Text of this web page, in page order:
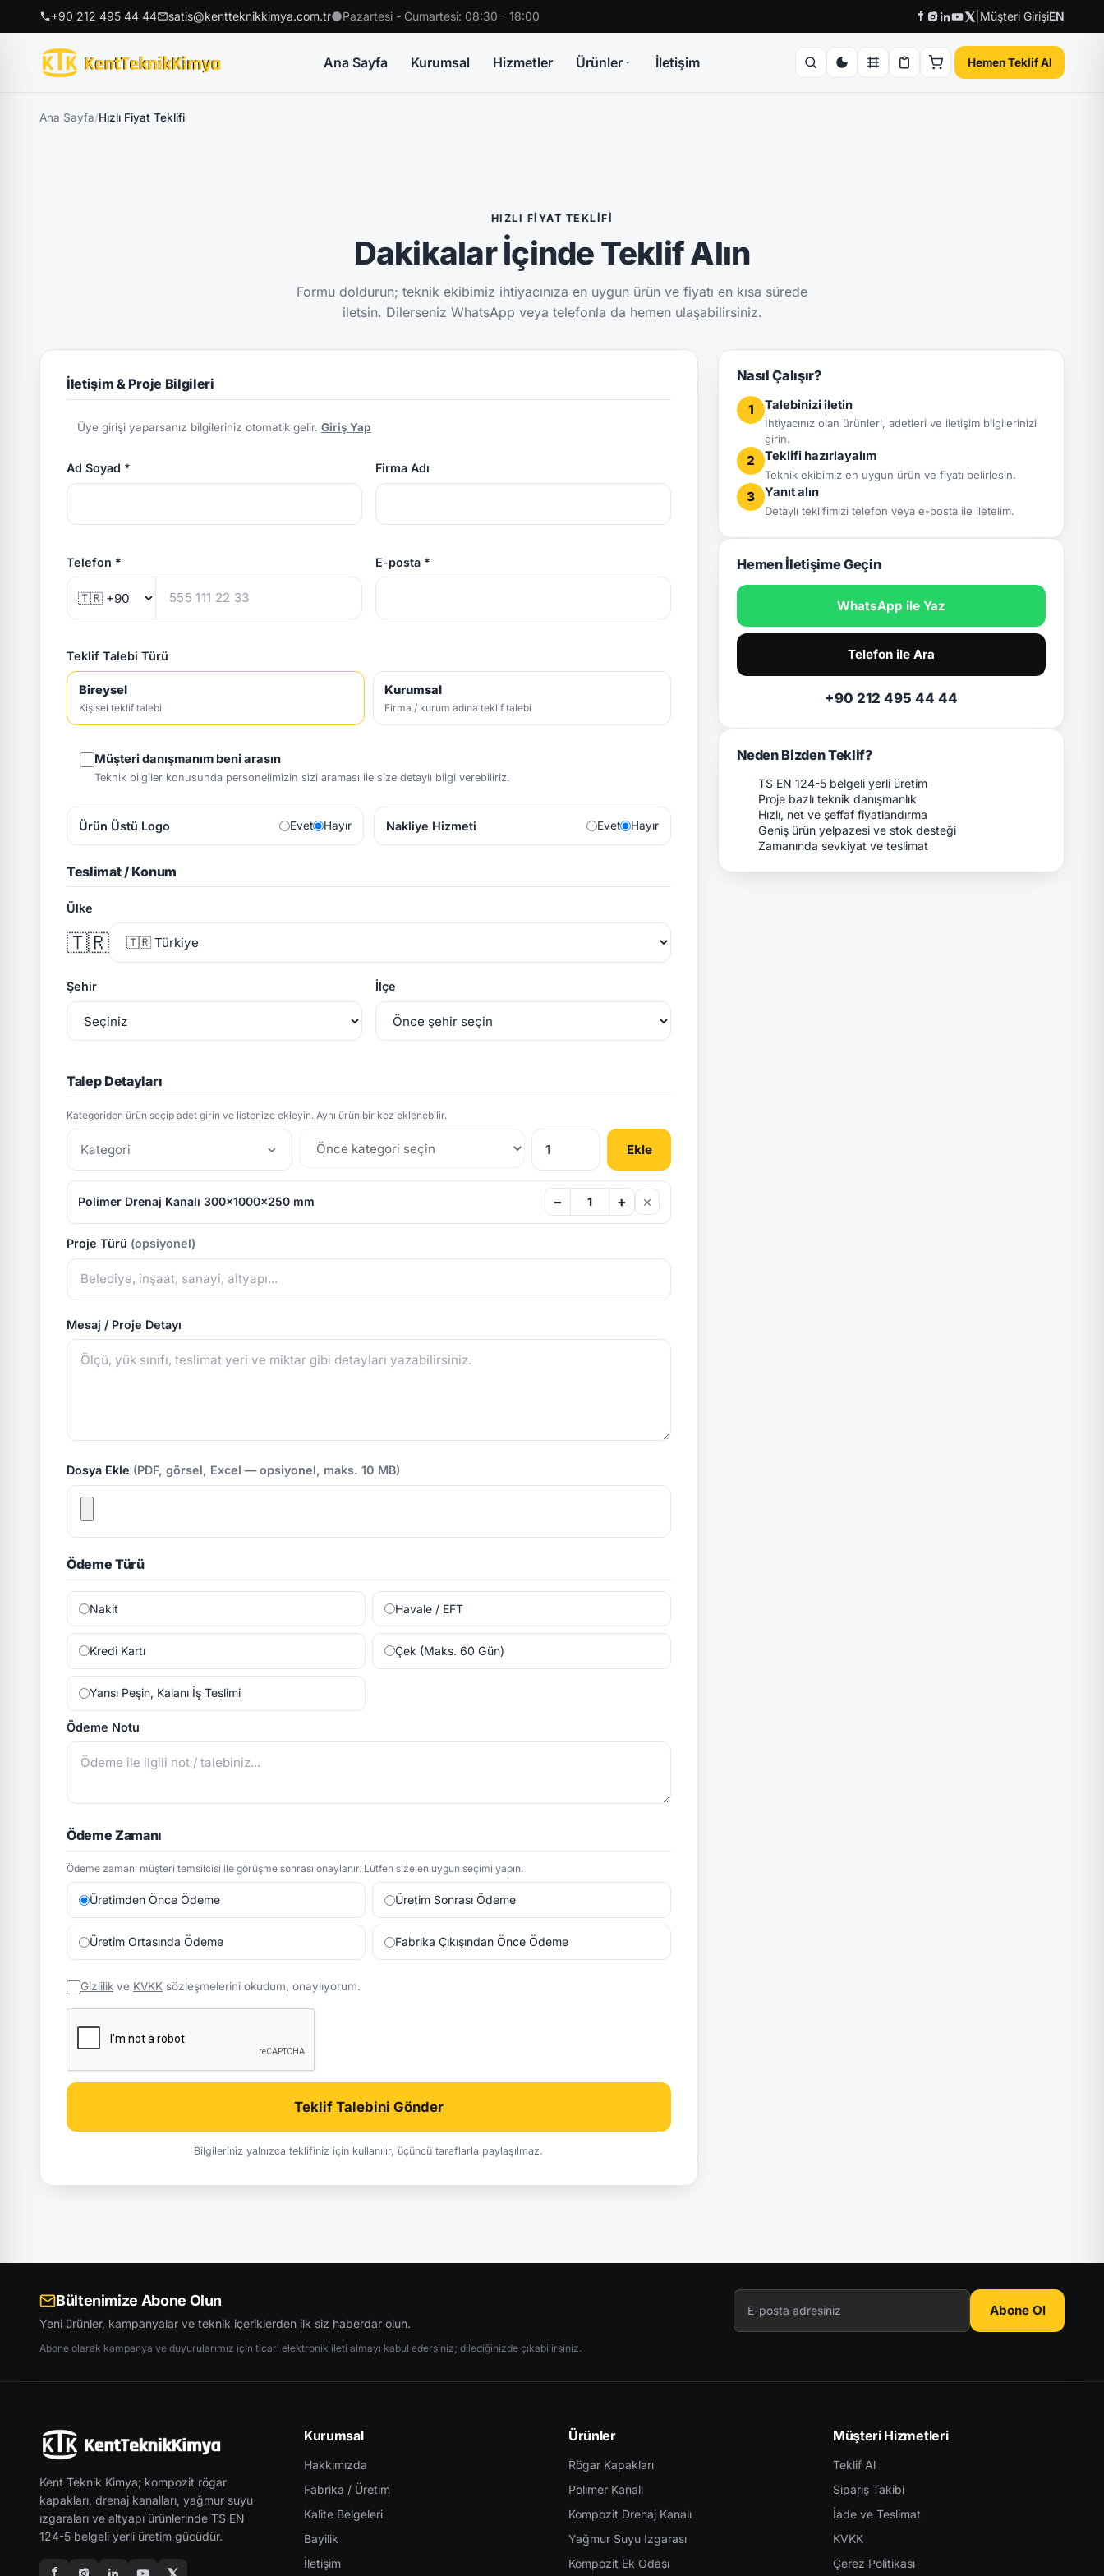
+90 212 495 44 44 satis@kentteknikkimya.com.tr Pazartesi - Cumartesi: 08:30 - 18:00 Müşteri GirişiEN
Ana Sayfa Kurumsal Hizmetler Ürünler İletişim Hemen Teklif Al
Ana Sayfa/Hızlı Fiyat Teklifi
HIZLI FIYAT TEKLIFI
Dakikalar İçinde Teklif Alın
Formu doldurun; teknik ekibimiz ihtiyacınıza en uygun ürün ve fiyatı en kısa sürede
iletsin. Dilerseniz WhatsApp veya telefonla da hemen ulaşabilirsiniz.
İletişim & Proje Bilgileri
Üye girişi yaparsanız bilgileriniz otomatik gelir. Giriş Yap
Ad Soyad * Firma Adı
Telefon * E-posta *
Teklif Talebi Türü
Bireysel
Kişisel teklif talebi
Kurumsal
Firma / kurum adına teklif talebi
Müşteri danışmanım beni arasın
Teknik bilgiler konusunda personelimizin sizi araması ile size detaylı bilgi verebiliriz.
Ürün Üstü Logo Evet Hayır Nakliye Hizmeti Evet Hayır
Teslimat / Konum
Ülke
🇹🇷
Şehir İlçe
Talep Detayları
Kategoriden ürün seçip adet girin ve listenize ekleyin. Aynı ürün bir kez eklenebilir.
Kategori Ekle
Polimer Drenaj Kanalı 300x1000x250 mm − + ×
Proje Türü (opsiyonel)
Mesaj / Proje Detayı
Dosya Ekle (PDF, görsel, Excel — opsiyonel, maks. 10 MB)
Ödeme Türü
Nakit Havale / EFT
Kredi Kartı Çek (Maks. 60 Gün)
Yarısı Peşin, Kalanı İş Teslimi
Ödeme Notu
Ödeme Zamanı
Ödeme zamanı müşteri temsilcisi ile görüşme sonrası onaylanır. Lütfen size en uygun seçimi yapın.
Üretimden Önce Ödeme Üretim Sonrası Ödeme
Üretim Ortasında Ödeme Fabrika Çıkışından Önce Ödeme
Gizlilik ve KVKK sözleşmelerini okudum, onaylıyorum.
Teklif Talebini Gönder
Bilgileriniz yalnızca teklifiniz için kullanılır, üçüncü taraflarla paylaşılmaz.
Nasıl Çalışır?
1 Talebinizi iletin
İhtiyacınız olan ürünleri, adetleri ve iletişim bilgilerinizi
girin.
2 Teklifi hazırlayalım
Teknik ekibimiz en uygun ürün ve fiyatı belirlesin.
3 Yanıt alın
Detaylı teklifimizi telefon veya e-posta ile iletelim.
Hemen İletişime Geçin
WhatsApp ile Yaz
Telefon ile Ara
+90 212 495 44 44
Neden Bizden Teklif?
TS EN 124-5 belgeli yerli üretim
Proje bazlı teknik danışmanlık
Hızlı, net ve şeffaf fiyatlandırma
Geniş ürün yelpazesi ve stok desteği
Zamanında sevkiyat ve teslimat
Bültenimize Abone Olun
Yeni ürünler, kampanyalar ve teknik içeriklerden ilk siz haberdar olun.
Abone Ol
Abone olarak kampanya ve duyurularımız için ticari elektronik ileti almayı kabul edersiniz; dilediğinizde çıkabilirsiniz.
Kent Teknik Kimya; kompozit rögar
kapakları, drenaj kanalları, yağmur suyu
ızgaraları ve altyapı ürünlerinde TS EN
124-5 belgeli yerli üretim gücüdür.
Kurumsal
Hakkımızda
Fabrika / Üretim
Kalite Belgeleri
Bayilik
İletişim
Ürünler
Rögar Kapakları
Polimer Kanalı
Kompozit Drenaj Kanalı
Yağmur Suyu Izgarası
Kompozit Ek Odası
Müşteri Hizmetleri
Teklif Al
Sipariş Takibi
İade ve Teslimat
KVKK
Çerez Politikası